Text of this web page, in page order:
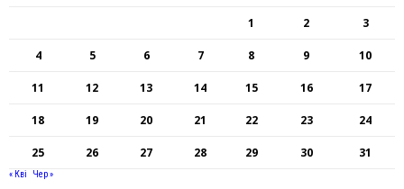
1 2 3
4 5 6 7 8 9 10
11 12 13 14 15 16 17
18 19 20 21 22 23 24
25 26 27 28 29 30 31
« Кві Чер »